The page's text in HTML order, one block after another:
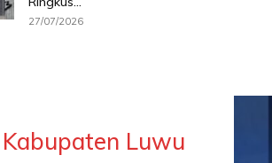
27/07/2026